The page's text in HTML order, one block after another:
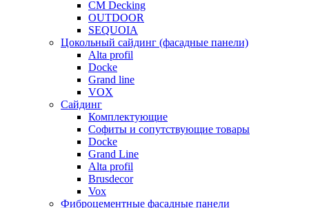
CM Decking
OUTDOOR
SEQUOIA
Цокольный сайдинг (фасадные панели)
Alta profil
Docke
Grand line
VOX
Сайдинг
Комплектующие
Софиты и сопутствующие товары
Docke
Grand Line
Alta profil
Brusdecor
Vox
Фиброцементные фасадные панели